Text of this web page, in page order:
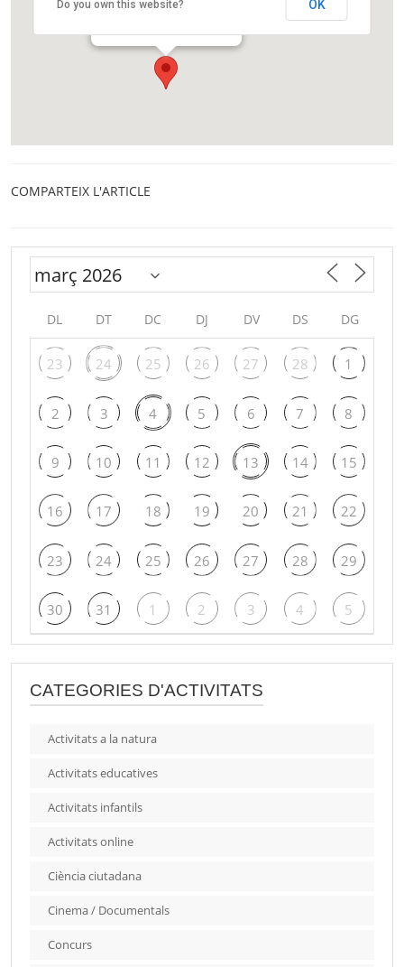
Passeig Turull, 2
Do you own this website? OK
COMPARTEIX L'ARTICLE
DL DT DC DJ DV DS DG
23 24 25 26 27 28 1
2 3 4 5 6 7 8
9 10 11 12 13 14 15
16 17 18 19 20 21 22
23 24 25 26 27 28 29
30 31 1 2 3 4 5
CATEGORIES D'ACTIVITATS
Activitats a la natura
Activitats educatives
Activitats infantils
Activitats online
Ciència ciutadana
Cinema / Documentals
Concurs